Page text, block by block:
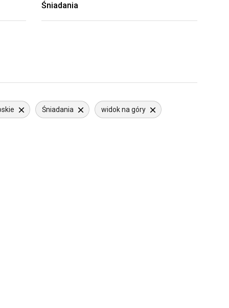
Śniadania
Śniadania widok na góry